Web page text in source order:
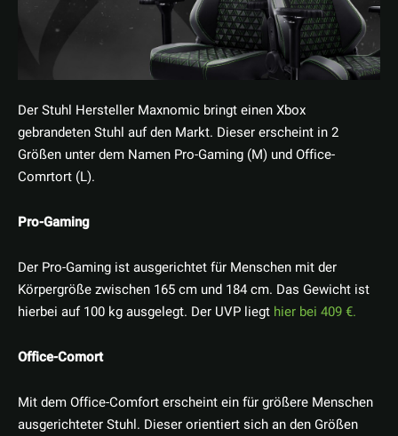
Der Stuhl Hersteller Maxnomic bringt einen Xbox
gebrandeten Stuhl auf den Markt. Dieser erscheint in 2
Größen unter dem Namen Pro-Gaming (M) und Office-
Comrtort (L).
Pro-Gaming
Der Pro-Gaming ist ausgerichtet für Menschen mit der
Körpergröße zwischen 165 cm und 184 cm. Das Gewicht ist
hierbei auf 100 kg ausgelegt. Der UVP liegt hier bei 409 €.
Office-Comort
Mit dem Office-Comfort erscheint ein für größere Menschen
ausgerichteter Stuhl. Dieser orientiert sich an den Größen